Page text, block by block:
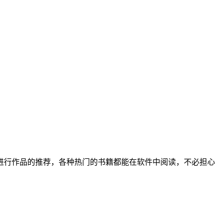
作品的推荐，各种热门的书籍都能在软件中阅读，不必担心